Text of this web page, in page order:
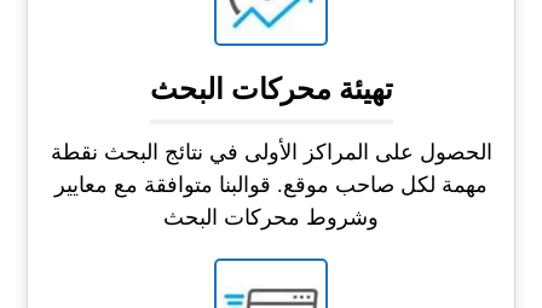
تهيئة محركات البحث
الحصول على المراكز الأولى في نتائج البحث نقطة
مهمة لكل صاحب موقع. قوالبنا متوافقة مع معايير
وشروط محركات البحث